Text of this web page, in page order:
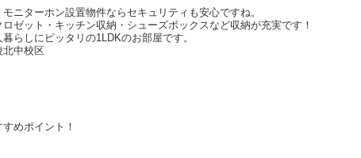
ニターホン設置物件ならセキュリティも安心ですね。
ゼット・キッチン収納・シューズボックスなど収納が充実です！
らしにピッタリの1LDKのお部屋です。
中校区
めポイント！